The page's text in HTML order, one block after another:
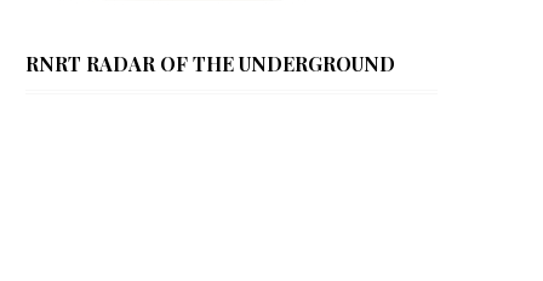
RNRT RADAR OF THE UNDERGROUND